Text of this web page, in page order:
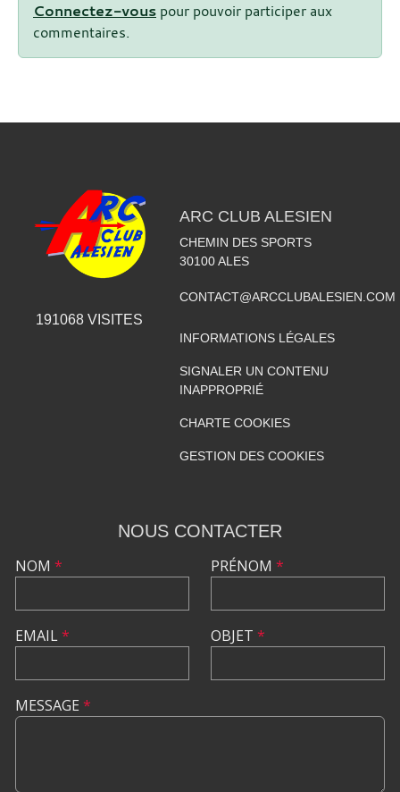
Connectez-vous pour pouvoir participer aux
commentaires.
191068 VISITES
ARC CLUB ALESIEN
CHEMIN DES SPORTS
30100 ALES
CONTACT@ARCCLUBALESIEN.COM
INFORMATIONS LÉGALES
SIGNALER UN CONTENU
INAPPROPRIÉ
CHARTE COOKIES
GESTION DES COOKIES
NOUS CONTACTER
NOM *
EMAIL*
PRÉNOM *
OBJET *
MESSAGE *